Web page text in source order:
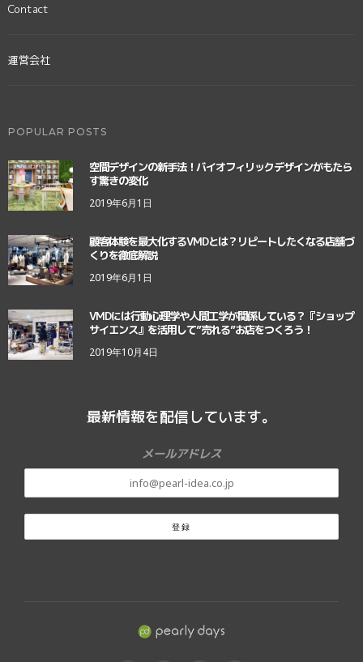
Contact
運営会社
POPULAR POSTS
空間デザインの新手法！バイオフィリックデザインがもたら
す驚きの変化
2019年6月1日
顧客体験を最大化するVMDとは？リピートしたくなる店舗づ
くりを徹底解説
2019年6月1日
VMDには行動心理学や人間工学が関係している？『ショップ
サイエンス』を活用して”売れる”お店をつくろう！
2019年10月4日
最新情報を配信しています。
メールアドレス